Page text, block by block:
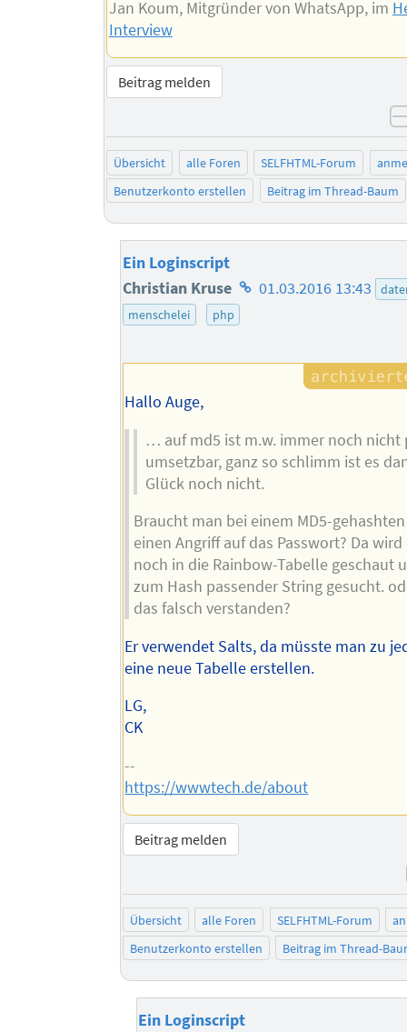
Jan Koum, Mitgründer von WhatsApp, im
Interview
Beitrag melden
Übersicht alle Foren SELFHTML-Forum
Benutzerkonto erstellen
Beitrag im Thread-Baum
Ein Loginscript
Christian Kruse Homepage
des
01.03.2016 13:43
menschelei
php
Hallo Auge,
… auf md5 ist m.w. immer noch nicht
umsetzbar, ganz so schlimm ist es
Glück noch nicht.
Braucht man bei einem MD5-
einen Angriff auf das Passwort? Da
noch in die Rainbow-Tabelle geschaut
zum Hash passender String gesucht.
das falsch verstanden?
Er verwendet Salts, da müsste man zu
eine neue Tabelle erstellen.
LG,
CK
--
https://wwwtech.de/about
Beitrag melden
Übersicht alle Foren SELFHTML-Forum
Benutzerkonto erstellen
Beitrag im Thread-
Ein Loginscript